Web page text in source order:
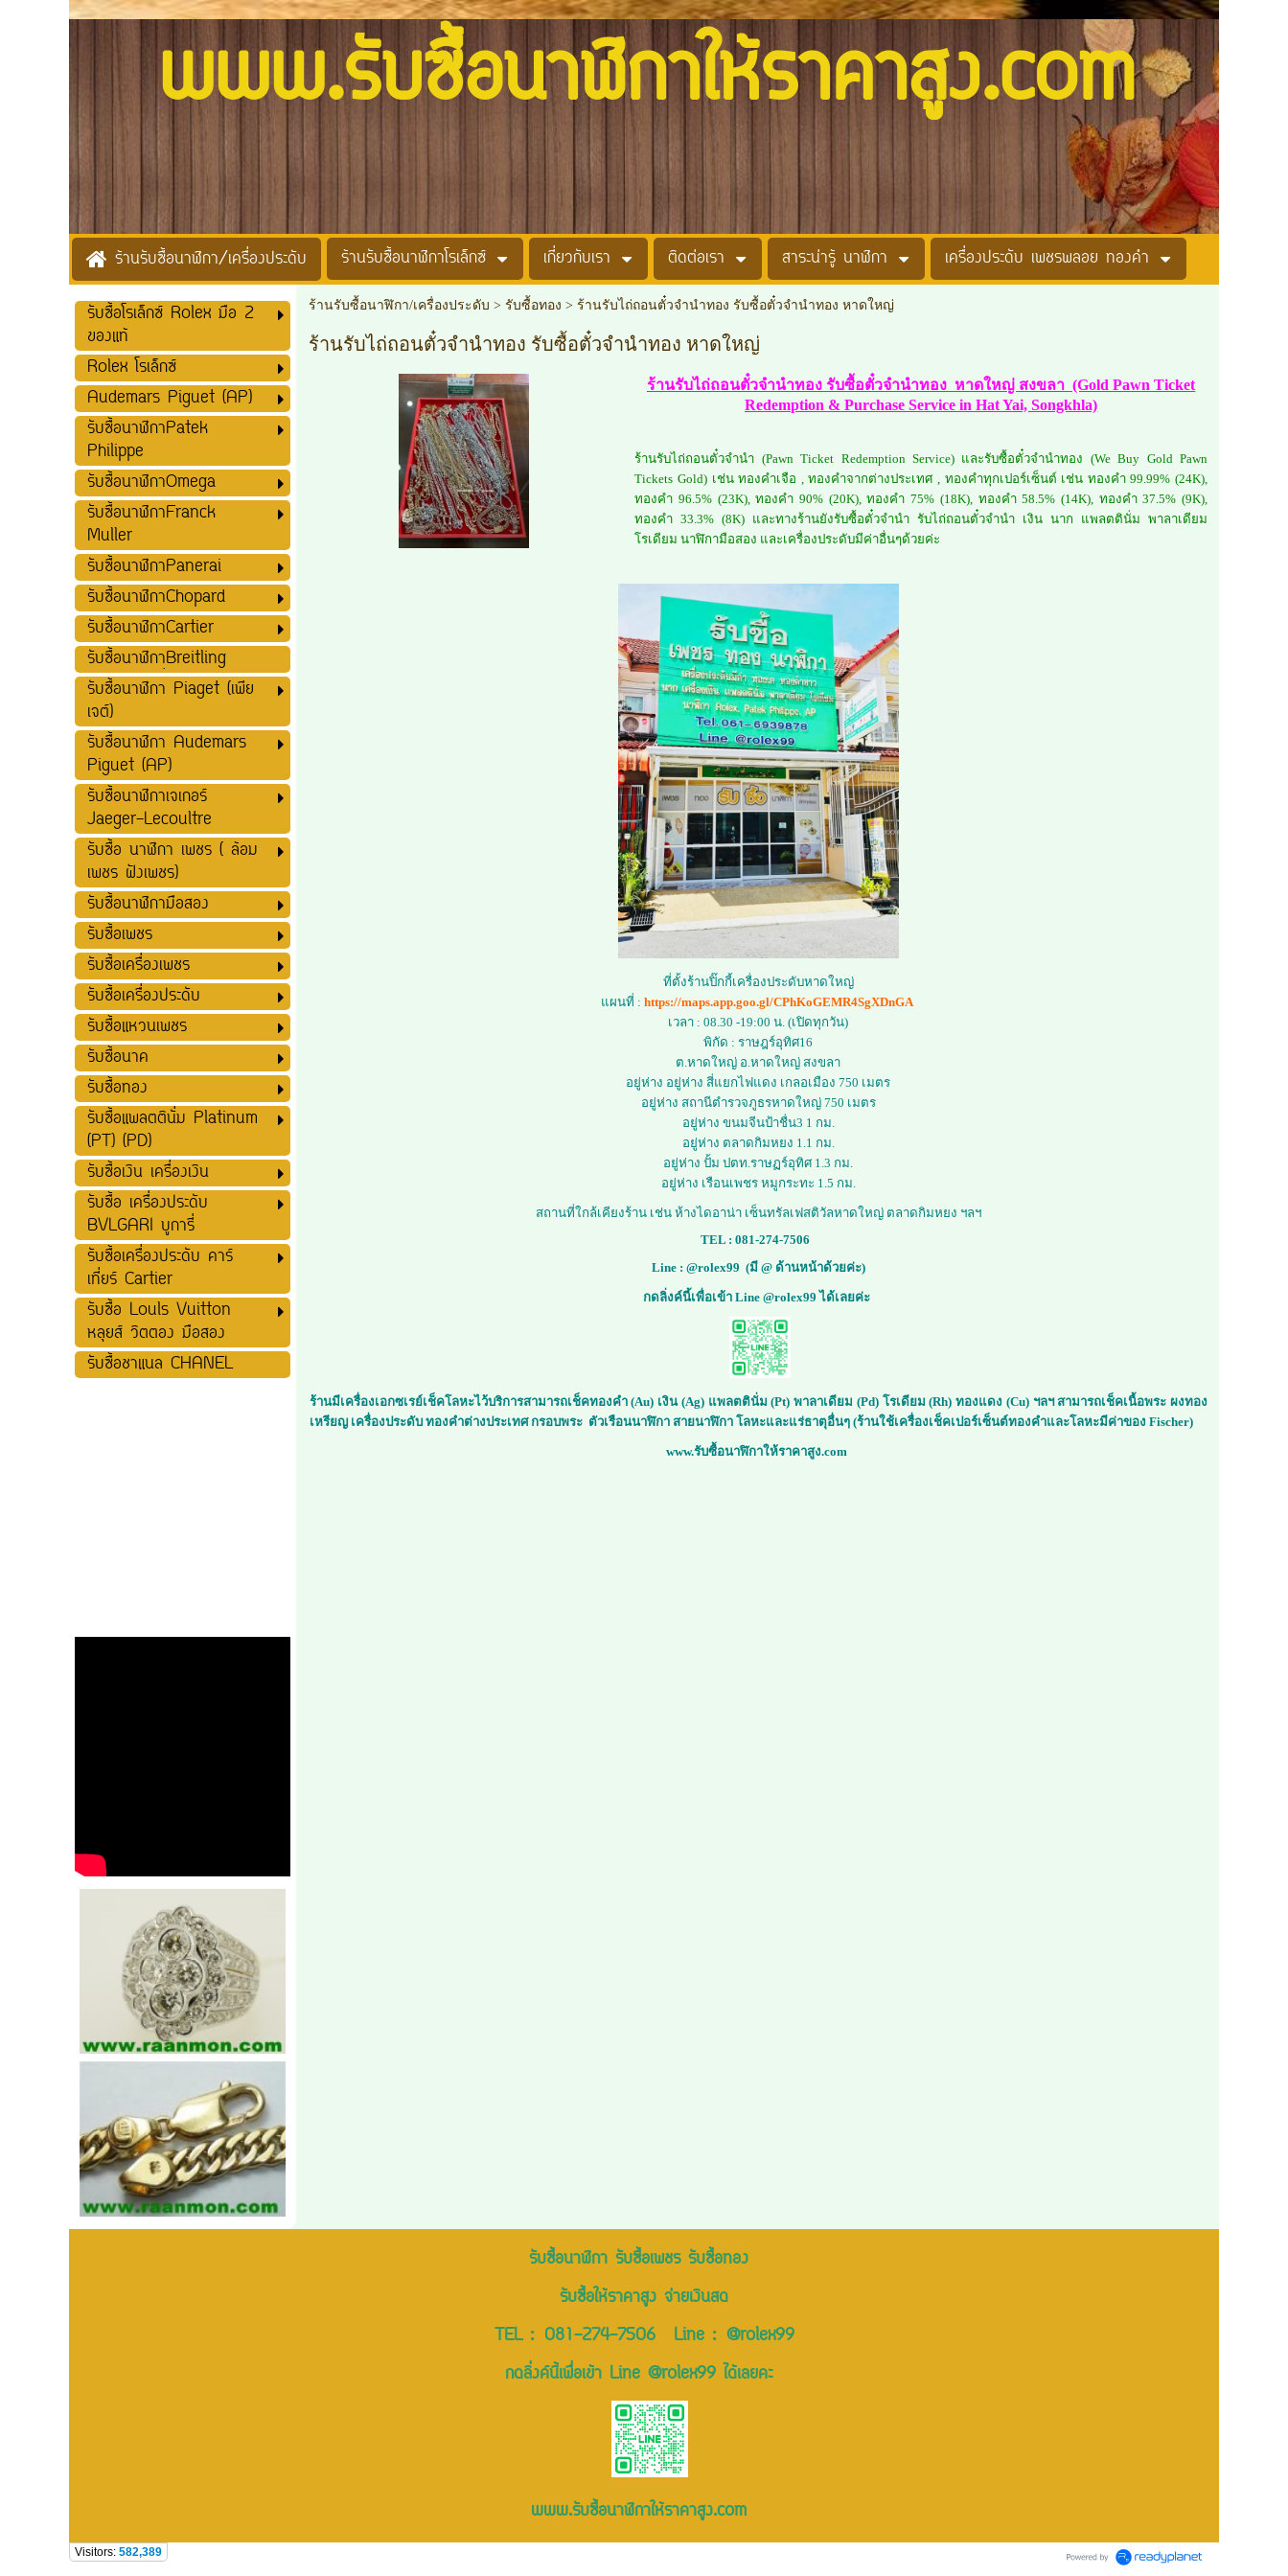
www.รับซื้อนาฬิกาให้ราคาสูง.com
ร้านรับซื้อนาฬิกา/เครื่องประดับ ร้านรับซื้อนาฬิกาโรเล็กซ์ เกี่ยวกับเรา ติดต่อเรา สาระน่ารู้ นาฬิกา เครื่องประดับ เพชรพลอย ทองคำ
รับซื้อโรเล็กซ์ Rolex มือ 2
ของแท้
Rolex โรเล็กซ์
Audemars Piguet (AP)
รับซื้อนาฬิกาPatek
Philippe
รับซื้อนาฬิกาOmega
รับซื้อนาฬิกาFranck
Muller
รับซื้อนาฬิกาPanerai
รับซื้อนาฬิกาChopard
รับซื้อนาฬิกาCartier
รับซื้อนาฬิกาฺฺBreitling
รับซื้อนาฬิกา Piaget (เพีย
เจต์)
รับซื้อนาฬิกา Audemars
Piguet (AP)
รับซื้อนาฬิกาเจเกอร์
Jaeger-Lecoultre
รับซื้อ นาฬิกา เพชร ( ล้อม
เพชร ฝังเพชร)
รับซื้อนาฬิกามือสอง
รับซื้อเพชร
รับซื้อเครื่องเพชร
รับซื้อเครื่องประดับ
รับซื้อแหวนเพชร
รับซื้อนาค
รับซื้อทอง
รับซื้อแพลตตินั่ม Platinum
(PT) (PD)
รับซื้อเงิน เครื่องเงิน
รับซื้อ เครื่องประดับ
BVLGARI บูการี่
รับซื้อเครื่องประดับ คาร์
เที่ยร์ Cartier
รับซื้อ Louls Vuitton
หลุยส์ วิตตอง มือสอง
รับซื้อชาแนล CHANEL
ร้านรับซื้อนาฬิกา/เครื่องประดับ > รับซื้อทอง > ร้านรับไถ่ถอนตั๋วจำนำทอง รับซื้อตั๋วจำนำทอง หาดใหญ่
ร้านรับไถ่ถอนตั๋วจำนำทอง รับซื้อตั๋วจำนำทอง หาดใหญ่
ร้านรับไถ่ถอนตั๋วจำนำทอง รับซื้อตั๋วจำนำทอง หาดใหญ่ สงขลา (Gold Pawn Ticket
Redemption & Purchase Service in Hat Yai, Songkhla)
ร้านรับไถ่ถอนตั๋วจำนำ (Pawn Ticket Redemption Service) และรับซื้อตั๋วจำนำทอง (We Buy Gold Pawn
Tickets Gold) เช่น ทองคำเจือ , ทองคำจากต่างประเทศ , ทองคำทุกเปอร์เซ็นต์ เช่น ทองคำ 99.99% (24K),
ทองคำ 96.5% (23K), ทองคำ 90% (20K), ทองคำ 75% (18K), ทองคำ 58.5% (14K), ทองคำ 37.5% (9K),
ทองคำ 33.3% (8K) และทางร้านยังรับซื้อตั๋วจำนำ รับไถ่ถอนตั๋วจำนำ เงิน นาก แพลตตินั่ม พาลาเดียม
โรเดียม นาฬิกามือสอง และเครื่องประดับมีค่าอื่นๆด้วยค่ะ
ที่ตั้งร้านปิ๊กกี้เครื่องประดับหาดใหญ่
แผนที่ : https://maps.app.goo.gl/CPhKoGEMR4SgXDnGA
เวลา : 08.30 -19:00 น. (เปิดทุกวัน)
พิกัด : ราษฎร์อุทิศ16
ต.หาดใหญ่ อ.หาดใหญ่ สงขลา
อยู่ห่าง อยู่ห่าง สี่แยกไฟแดง เกลอเมือง 750 เมตร
อยู่ห่าง สถานีตำรวจภูธรหาดใหญ่ 750 เมตร
อยู่ห่าง ขนมจีนป้าชื่น3 1 กม.
อยู่ห่าง ตลาดกิมหยง 1.1 กม.
อยู่ห่าง ปั้ม ปตท.ราษฏร์อุทิศ 1.3 กม.
อยู่ห่าง เรือนเพชร หมูกระทะ 1.5 กม.
สถานที่ใกล้เคียงร้าน เช่น ห้างไดอาน่า เซ็นทรัลเฟสติวัลหาดใหญ่ ตลาดกิมหยง ฯลฯ
TEL : 081-274-7506
Line : @rolex99 (มี @ ด้านหน้าด้วยค่ะ)
กดลิ่งค์นี้เพื่อเข้า Line @rolex99 ได้เลยค่ะ
ร้านมีเครื่องเอกซเรย์เช็คโลหะไว้บริการสามารถเช็คทองคำ (Au) เงิน (Ag) แพลตตินั่ม (Pt) พาลาเดียม (Pd) โรเดียม (Rh) ทองแดง (Cu) ฯลฯ สามารถเช็คเนื้อพระ ผงทอง
เหรียญ เครื่องประดับ ทองคำต่างประเทศ กรอบพระ ตัวเรือนนาฬิกา สายนาฬิกา โลหะและแร่ธาตุอื่นๆ (ร้านใช้เครื่องเช็คเปอร์เซ็นต์ทองคำและโลหะมีค่าของ Fischer)
www.รับซื้อนาฬิกาให้ราคาสูง.com
รับซื้อนาฬิกา รับซื้อเพชร รับซื้อทอง
รับซื้อให้ราคาสูง จ่ายเงินสด
TEL : 081-274-7506Line : @rolex99
กดลิ่งค์นี้เพื่อเข้า Line @rolex99 ได้เลยคะ
www.รับซื้อนาฬิกาให้ราคาสูง.com
Visitors: 582,389